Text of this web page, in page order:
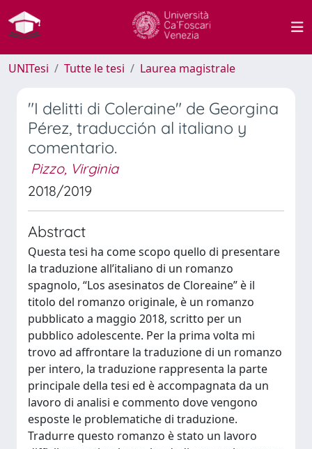
UNITesi Tutte le tesi Laurea magistrale
"I delitti di Coleraine" de Georgina
Pérez, traducción al italiano y
comentario.
Pizzo, Virginia
2018/2019
Abstract
Questa tesi ha come scopo quello di presentare
la traduzione all’italiano di un romanzo
spagnolo, “Los asesinatos de Cloreaine” è il
titolo del romanzo originale, è un romanzo
pubblicato a maggio 2018, scritto per un
pubblico adolescente. Per la prima volta mi
trovo ad affrontare la traduzione di un romanzo
per intero, la traduzione rappresenta la parte
principale della tesi ed è accompagnata da un
lavoro di analisi e commento dove vengono
esposte le problematiche di traduzione.
Tradurre questo romanzo è stato un lavoro